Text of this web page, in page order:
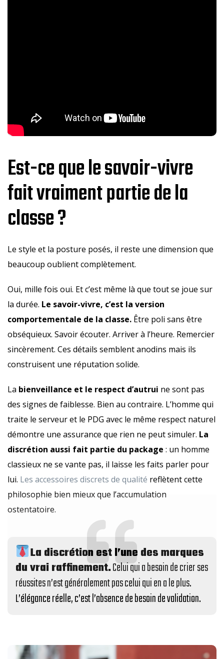
Est-ce que le savoir-vivre
fait vraiment partie de la
classe ?
Le style et la posture posés, il reste une dimension que
beaucoup oublient complètement.
Oui, mille fois oui. Et c’est même là que tout se joue sur
la durée. Le savoir-vivre, c’est la version
comportementale de la classe. Être poli sans être
obséquieux. Savoir écouter. Arriver à l’heure. Remercier
sincèrement. Ces détails semblent anodins mais ils
construisent une réputation solide.
La bienveillance et le respect d’autrui ne sont pas
des signes de faiblesse. Bien au contraire. L’homme qui
traite le serveur et le PDG avec le même respect naturel
démontre une assurance que rien ne peut simuler. La
discrétion aussi fait partie du package : un homme
classieux ne se vante pas, il laisse les faits parler pour
lui. Les accessoires discrets de qualité reflètent cette
philosophie bien mieux que l’accumulation
ostentatoire.
La discrétion est l’une des marques
du vrai raffinement.Celui qui a besoin de crier ses
réussites n’est généralement pas celui qui en a le plus.
L’élégance réelle, c’est l’absence de besoin de validation.